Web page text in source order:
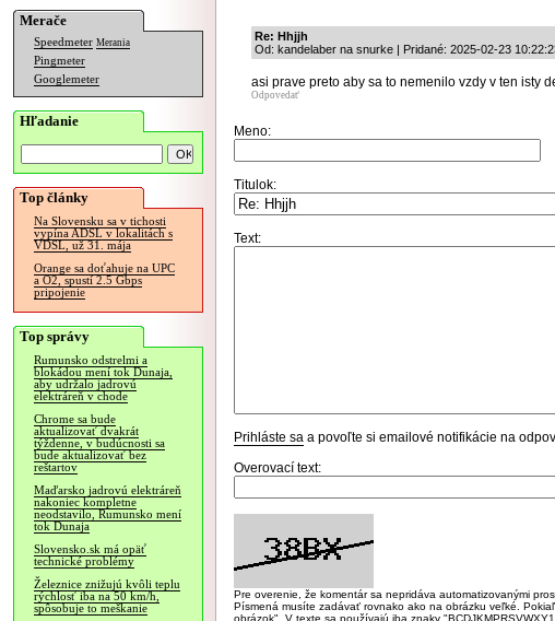
Merače
Speedmeter Merania
Pingmeter
Googlemeter
Hľadanie
Top články
Na Slovensku sa v tichosti
vypína ADSL v lokalitách s
VDSL, už 31. mája
Orange sa doťahuje na UPC
a O2, spustí 2.5 Gbps
pripojenie
Top správy
Rumunsko odstrelmi a
blokádou mení tok Dunaja,
aby udržalo jadrovú
elektráreň v chode
Chrome sa bude
aktualizovať dvakrát
týždenne, v budúcnosti sa
bude aktualizovať bez
reštartov
Maďarsko jadrovú elektráreň
nakoniec kompletne
neodstavilo, Rumunsko mení
tok Dunaja
Slovensko.sk má opäť
technické problémy
Železnice znižujú kvôli teplu
rýchlosť iba na 50 km/h,
spôsobuje to meškanie
Re: Hhjjh
Od: kandelaber na snurke | Pridané: 2025-02-23
asi prave preto aby sa to nemenilo vzdy v ten isty
Odpovedať
Meno:
Titulok:
Text:
Prihláste sa a povoľte si emailové notifikácie na
Overovací text:
Pre overenie, že komentár sa nepridáva automatizovanými
Písmená musíte zadávať rovnako ako na obrázku veľké.
obrázok". V texte sa používajú iba znaky